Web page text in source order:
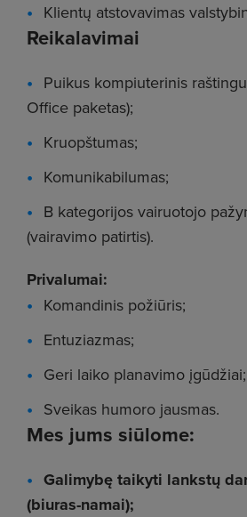
Klientų atstovavimas
Reikalavimai
Puikus kompiuterinis
Office paketas);
Kruopštumas;
Komunikabilumas;
B kategorijos vairuotojo
(vairavimo patirtis).
Privalumai:
Komandinis požiūris;
Entuziazmas;
Geri laiko planavimo įgūdžiai;
Sveikas humoro jausmas.
Mes jums siūlome:
Galimybę taikyti lankstų
(biuras-namai);